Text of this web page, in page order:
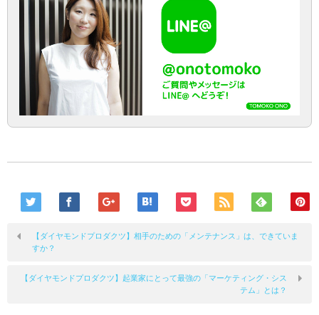
【ダイヤモンドプロダクツ】相手のための「メンテナンス」は、できていま
すか？
【ダイヤモンドプロダクツ】起業家にとって最強の「マーケティング・シス
テム」とは？